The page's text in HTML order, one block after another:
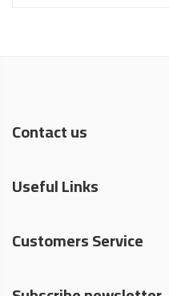
Contact us
Useful Links
Customers Service